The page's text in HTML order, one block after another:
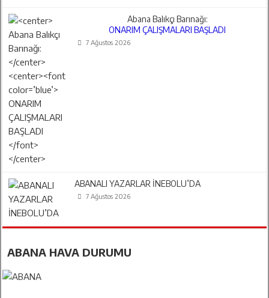
Abana Balıkçı Barınağı:
ONARIM ÇALIŞMALARI BAŞLADI
7 Ağustos 2026
ABANALI YAZARLAR İNEBOLU’DA
7 Ağustos 2026
ABANA HAVA DURUMU